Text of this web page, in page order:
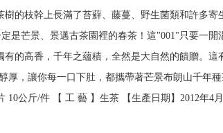
的枝幹上長滿了苔蘚、藤蔓、野生菌類和許多
是芒景、景邁古茶園裡的春茶！這"001"只要一
的高香，千年之蘊積，全然是大自然的饋贈。
，讓你每一口下肚，都攜帶著芒景布朗山千年
公斤/件 【 工 藝 】生茶 【生產日期】2012年4月